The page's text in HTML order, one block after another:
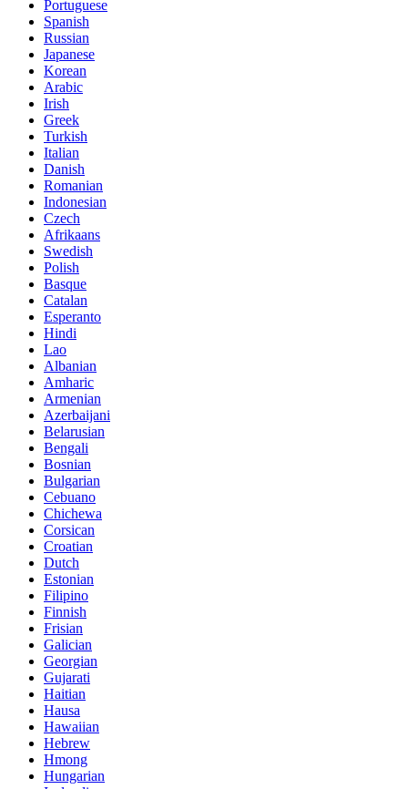
Portuguese
Spanish
Russian
Japanese
Korean
Arabic
Irish
Greek
Turkish
Italian
Danish
Romanian
Indonesian
Czech
Afrikaans
Swedish
Polish
Basque
Catalan
Esperanto
Hindi
Lao
Albanian
Amharic
Armenian
Azerbaijani
Belarusian
Bengali
Bosnian
Bulgarian
Cebuano
Chichewa
Corsican
Croatian
Dutch
Estonian
Filipino
Finnish
Frisian
Galician
Georgian
Gujarati
Haitian
Hausa
Hawaiian
Hebrew
Hmong
Hungarian